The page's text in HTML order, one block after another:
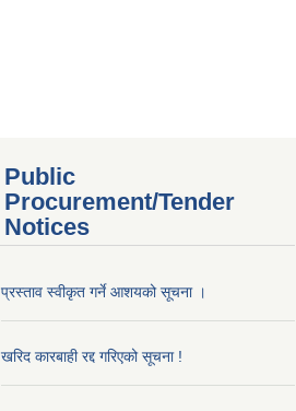
Public
Procurement/Tender
Notices
प्रस्ताव स्वीकृत गर्ने आशयको सूचना ।
खरिद कारबाही रद्द गरिएको सूचना !